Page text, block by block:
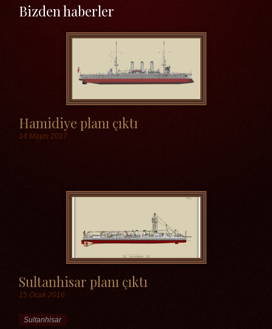
Bizden haberler
Hamidiye planı çıktı
14 Mayıs 2017
Sultanhisar planı çıktı
15 Ocak 2016
Etiketler
Sultanhisar